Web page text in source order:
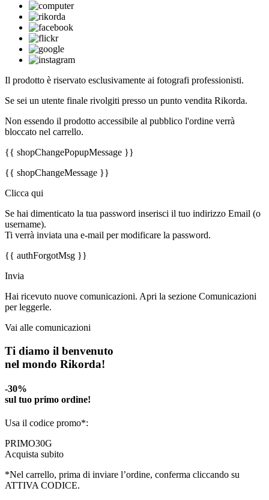
Il prodotto è riservato esclusivamente ai fotografi professionisti.
Se sei un utente finale rivolgiti presso un punto vendita Rikorda.
Non essendo il prodotto accessibile al pubblico l'ordine verrà
bloccato nel carrello.
{{ shopChangePopupMessage }}
{{ shopChangeMessage }}
Clicca qui
Se hai dimenticato la tua password inserisci il tuo indirizzo Email (o
username).
Ti verrà inviata una e-mail per modificare la password.
{{ authForgotMsg }}
Invia
Hai ricevuto nuove comunicazioni. Apri la sezione Comunicazioni
per leggerle.
Vai alle comunicazioni
Ti diamo il benvenuto
nel mondo Rikorda!
-30%
sul tuo primo ordine!
Usa il codice promo*:
PRIMO30G
Acquista subito
*Nel carrello, prima di inviare l’ordine, conferma cliccando su
ATTIVA CODICE.